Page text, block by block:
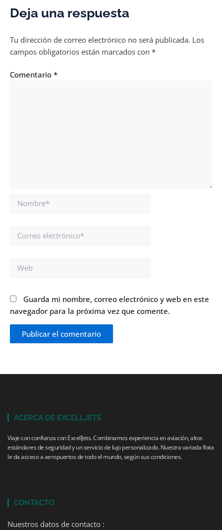
Deja una respuesta
Tu dirección de correo electrónico no será publicada. Los
campos obligatorios están marcados con *
Comentario *
Nombre*
Correo
Web
Guarda mi nombre, correo electrónico y web en este
navegador para la próxima vez que comente.
ACERCA DE EXCELLJETS
Viaje con confianza con ExcellJets. Combinamos experiencia en aviación, altos
estándares de seguridad y un servicio de lujo personalizado. Nuestra variada flota
le da acceso a aeropuertos de todo el mundo, según sus condiciones.
CONTACTO
Nuestros datos de contacto :